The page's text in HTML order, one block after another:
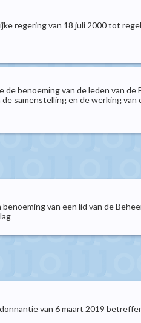
regering van 18 juli 2000 tot
benoeming van de leden van de
samenstelling en de werking van
van een lid van de
van 6 maart 2019